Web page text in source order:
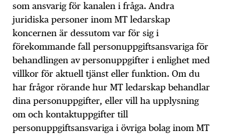
som ansvarig för kanalen i fråga. Andra
juridiska personer inom MT ledarskap
koncernen är dessutom var för sig i
förekommande fall personuppgiftsansvariga för
behandlingen av personuppgifter i enlighet med
villkor för aktuell tjänst eller funktion. Om du
har frågor rörande hur MT ledarskap behandlar
dina personuppgifter, eller vill ha upplysning
om och kontaktuppgifter till
personuppgiftsansvariga i övriga bolag inom MT